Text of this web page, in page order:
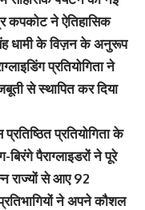
कपकोट ने ऐतिहासिक
धामी के विज़न के अनुरूप
प्रतियोगिता ने
से स्थापित कर दिया
प्रतियोगिता के
पैराग्लाइडरों ने पूरे
राज्यों से आए 92
ने अपने कौशल